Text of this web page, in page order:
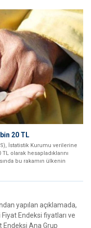
20 TL
İstatistik Kurumu verilerine
TL olarak hesapladıklarını
bu rakamın ülkenin
yapılan açıklamada,
Fiyat Endeksi fiyatları ve
Endeksi Ana Grup